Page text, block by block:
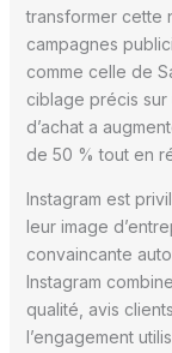
transformer cette
campagnes
comme celle de
ciblage précis sur
d’achat a
de 50 % tout en
Instagram est
leur image
convaincante
Instagram
qualité, avis
l’engagement